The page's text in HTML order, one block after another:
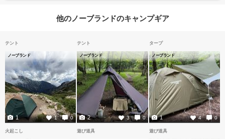
他のノーブランドのキャンプギア
テント
ノーブランド
1 0
1
テント
ノーブランド
3 0
2
タープ
ノーブランド
4 0
1
火起こし 遊び道具 遊び道具